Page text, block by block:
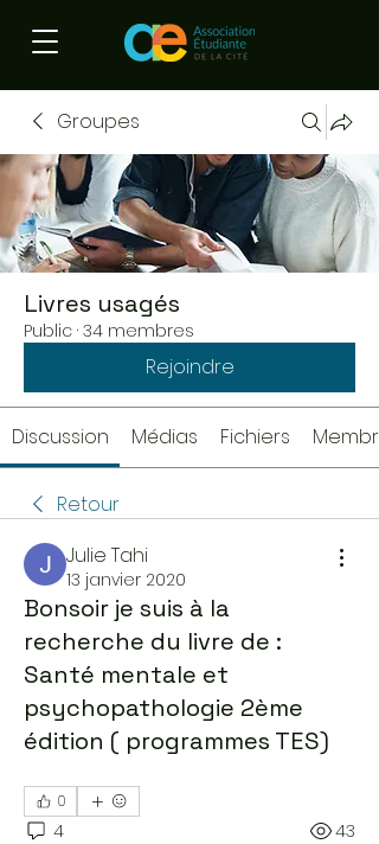
Groupes
Livres usagés
Public · 34 membres
Rejoindre
Discussion Médias Fichiers
Retour
Julie Tahi
13 janvier 2020
Bonsoir je suis à la
recherche du livre de :
Santé mentale et
psychopathologie 2ème
édition ( programmes TES)
0
4 43